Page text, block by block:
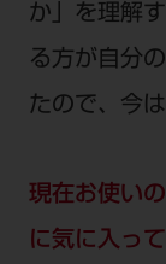
か」を理解
る方が自分
たので、今
現在お使い
に気に入っ